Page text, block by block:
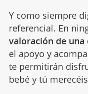
Y como siempre
referencial. En
valoración de
el apoyo y
te permitirán
bebé y tú